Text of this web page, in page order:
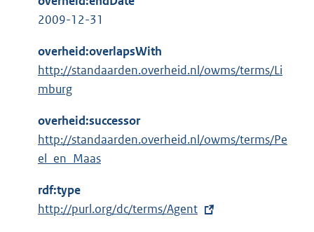
2009-12-31
overheid:overlapsWith
http://standaarden.overheid.nl/owms/terms/Li
mburg
overheid:successor
http://standaarden.overheid.nl/owms/terms/Pe
el_en_Maas
rdf:type
E
http://purl.org/dc/terms/Agent